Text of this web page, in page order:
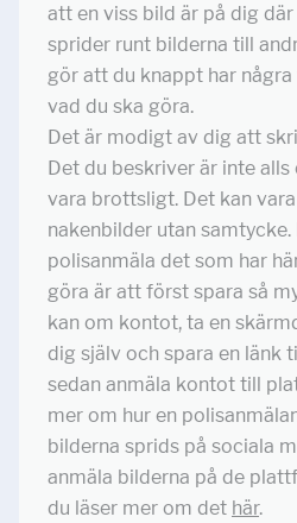
att en viss bild är på dig
sprider runt bilderna till
gör att du knappt har några
vad du ska göra.
Det är modigt av dig att
Det du beskriver är inte alls
vara brottsligt. Det kan
nakenbilder utan
polisanmäla det som har
göra är att först spara så
kan om kontot, ta en
dig själv och spara en länk
sedan anmäla kontot till
mer om hur en
bilderna sprids på sociala
anmäla bilderna på de
du läser mer om det här.